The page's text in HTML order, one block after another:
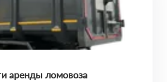
аренды ломовоза